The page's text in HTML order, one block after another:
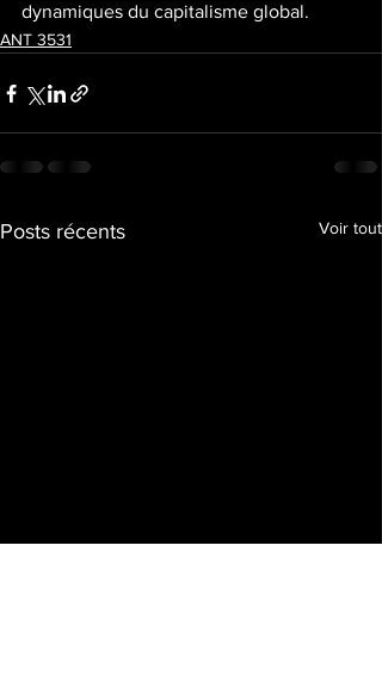
dynamiques du capitalisme global.
ANT 3531
Posts récents Voir tout